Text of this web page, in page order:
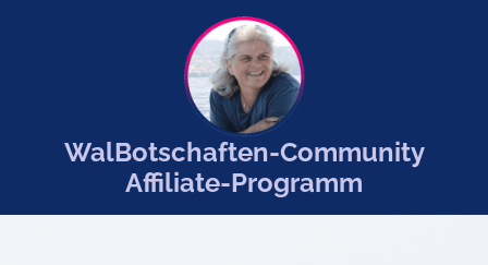
WalBotschaften-Community
Affiliate-Programm